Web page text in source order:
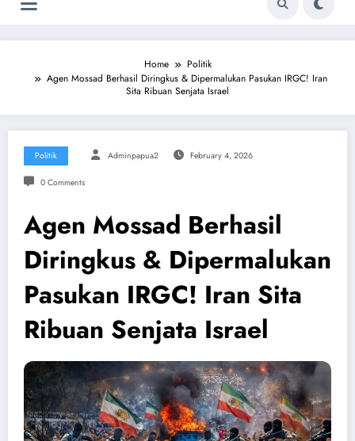
Home
Politik
Agen Mossad Berhasil Diringkus & Dipermalukan Pasukan IRGC! Iran
Sita Ribuan Senjata Israel
Politik Adminpapua2 February 4, 2026
0 Comments
Agen Mossad Berhasil
Diringkus & Dipermalukan
Pasukan IRGC! Iran Sita
Ribuan Senjata Israel